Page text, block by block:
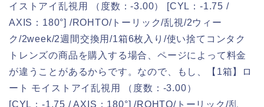
イストアイ乱視用 （度数：-3.00） [CYL：-1.75 /
AXIS：180°] /ROHTO/トーリック/乱視/2ウィー
ク/2week/2週間交換用/1箱6枚入り/使い捨てコンタク
トレンズの商品を購入する場合、ページによって料金
が違うことがあるからです。なので、もし、【1箱】ロ
ート モイストアイ乱視用 （度数：-3.00）
[CYL：-1.75 / AXIS：180°] /ROHTO/トーリック/乱